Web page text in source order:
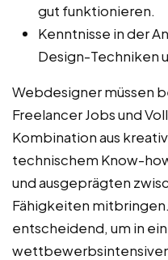
gut funktionieren.
Kenntnisse in der
Design-Techniken
Webdesigner müssen
Freelancer Jobs und
Kombination aus
technischem Know-
und ausgeprägten
Fähigkeiten
entscheidend, um in